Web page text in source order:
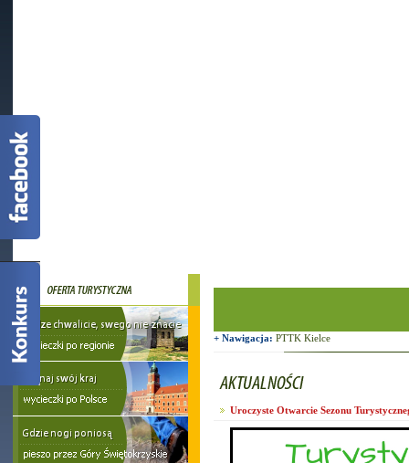
+ Nawigacja: PTTK Kielce
Uroczyste Otwarcie Sezonu